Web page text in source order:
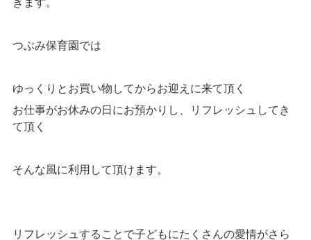
つぶみ保育園では
ゆっくりとお買い物してからお迎えに来て頂く
お仕事がお休みの日にお預かりし、リフレッシュしてき
て頂く
そんな風に利用して頂けます。
リフレッシュすることで子どもにたくさんの愛情がさら